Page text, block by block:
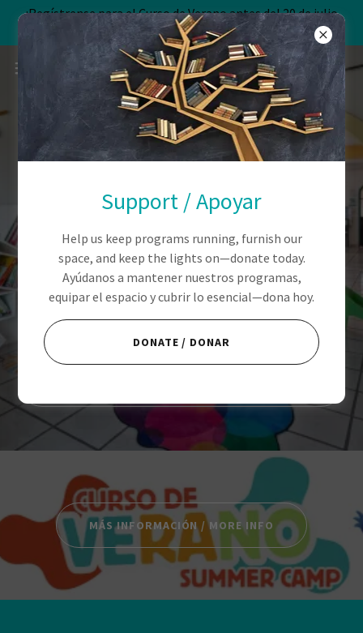
¡Regístrense para el Curso de Verano antes del 20 de julio
para una hora gratis!
Inclusion 👐 Inclusión
Imagination ✨
Imaginación
ENGLISH
MÁS INFORMACIÓN / MORE INFO
Support / Apoyar
Help us keep programs running, furnish our
space, and keep the lights on—donate today.
Ayúdanos a mantener nuestros programas,
equipar el espacio y cubrir lo esencial—dona hoy.
DONATE / DONAR